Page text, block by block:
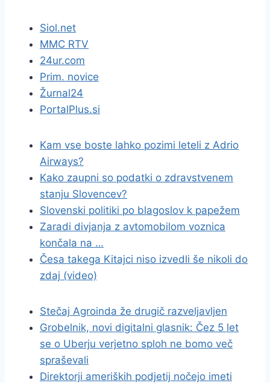
Siol.net
MMC RTV
24ur.com
Prim. novice
Žurnal24
PortalPlus.si
Kam vse boste lahko pozimi leteli z Adrio
Airways?
Kako zaupni so podatki o zdravstvenem
stanju Slovencev?
Slovenski politiki po blagoslov k papežem
Zaradi divjanja z avtomobilom voznica
končala na …
Česa takega Kitajci niso izvedli še nikoli do
zdaj (video)
Stečaj Agroinda že drugič razveljavljen
Grobelnik, novi digitalni glasnik: Čez 5 let
se o Uberju verjetno sploh ne bomo več
spraševali
Direktorji ameriških podjetij nočejo imeti